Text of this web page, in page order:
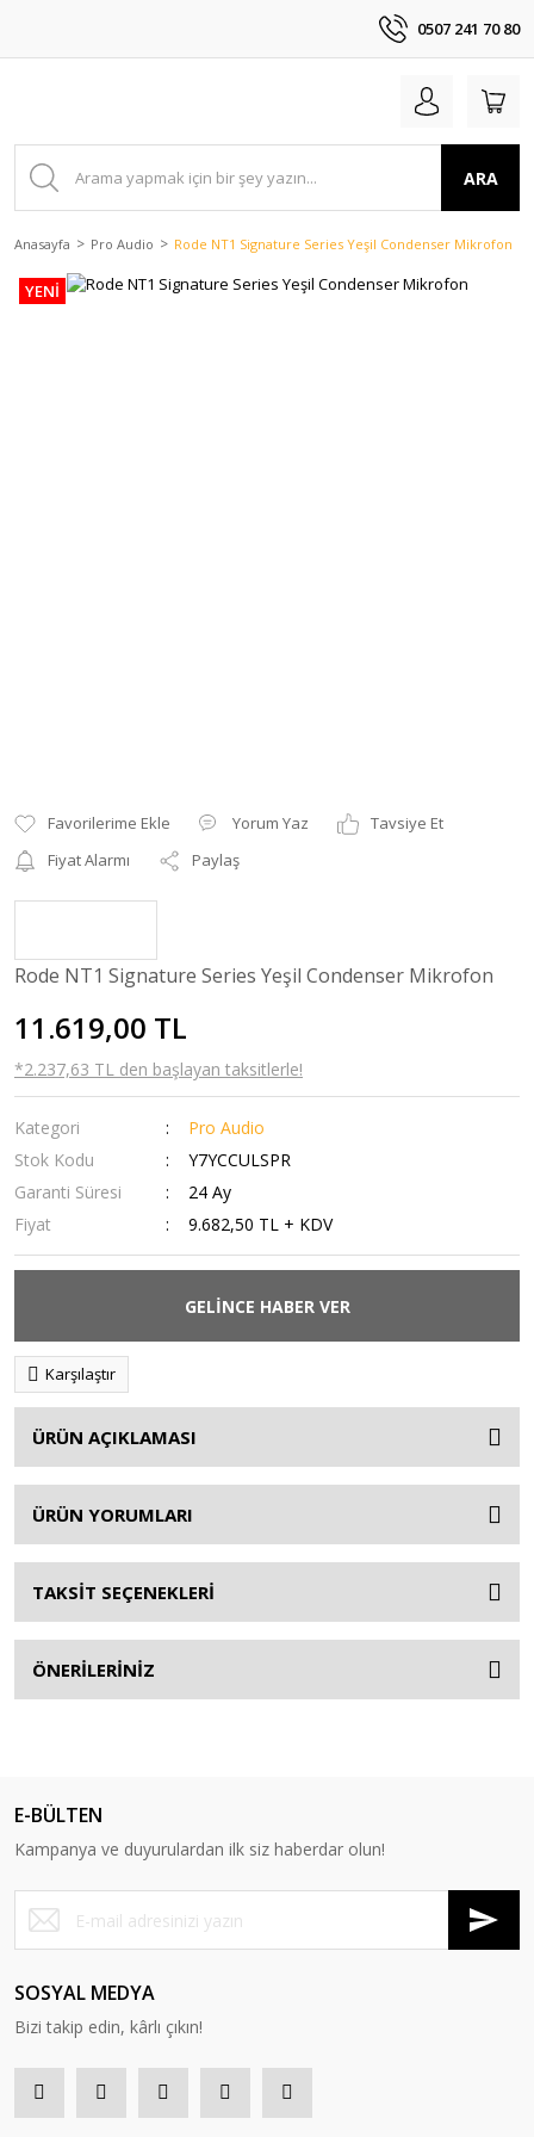
0507 241 70 80
ARA
Anasayfa Pro Audio Rode NT1 Signature Series Yeşil Condenser Mikrofon
YENİ
Yorum Yaz
Tavsiye Et
Fiyat Alarmı
Paylaş
Rode NT1 Signature Series Yeşil Condenser Mikrofon
11.619,00 TL
*2.237,63 TL den başlayan taksitlerle!
Kategori
Pro Audio
Stok Kodu
Y7YCCULSPR
Garanti Süresi
24 Ay
Fiyat
9.682,50 TL + KDV
GELİNCE HABER VER
Karşılaştır
ÜRÜN AÇIKLAMASI
ÜRÜN YORUMLARI
TAKSİT SEÇENEKLERİ
ÖNERİLERİNİZ
E-BÜLTEN
Kampanya ve duyurulardan ilk siz haberdar olun!
SOSYAL MEDYA
Bizi takip edin, kârlı çıkın!